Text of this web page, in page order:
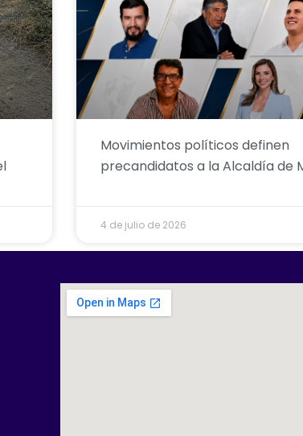
Movimientos políticos definen
precandidatos a la Alcaldía de
4 de julio de 2026